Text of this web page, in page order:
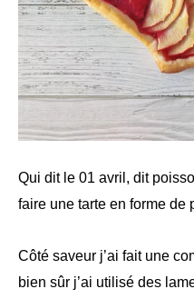
Qui dit le 01 avril, dit
faire une tarte en forme de
Côté saveur j’ai fait une
bien sûr j’ai utilisé des